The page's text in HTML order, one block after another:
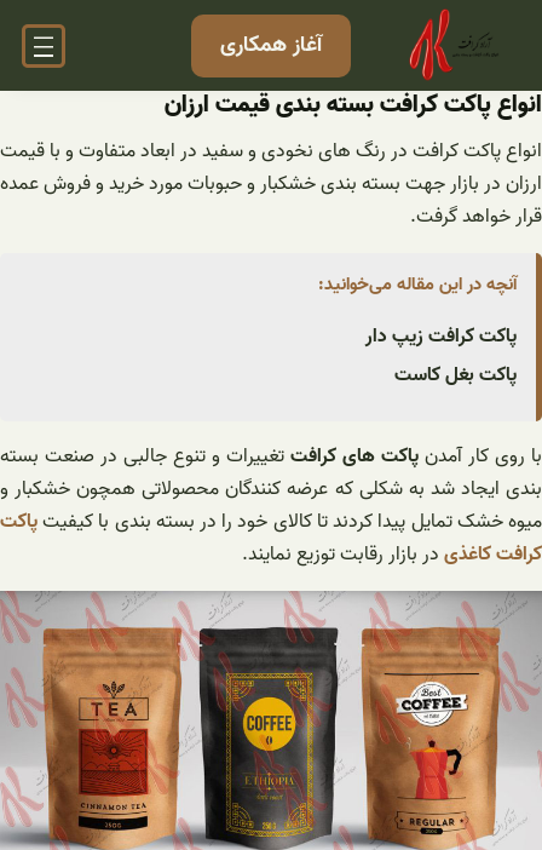
آغاز همکاری
انواع پاکت کرافت بسته بندی قیمت ارزان
انواع پاکت کرافت در رنگ های نخودی و سفید در ابعاد متفاوت و با قیمت
ارزان در بازار جهت بسته بندی خشکبار و حبوبات مورد خرید و فروش عمده
قرار خواهد گرفت.
آنچه در این مقاله می‌خوانید:
پاکت کرافت زیپ دار
پاکت بغل کاست
با روی کار آمدنپاکت های کرافتتغییرات و تنوع جالبی در صنعت بسته
بندی ایجاد شد به شکلی که عرضه کنندگان محصولاتی همچون خشکبار و
میوه خشک تمایل پیدا کردند تا کالای خود را در بسته بندی با کیفیتپاکت
کرافت کاغذیدر بازار رقابت توزیع نمایند.